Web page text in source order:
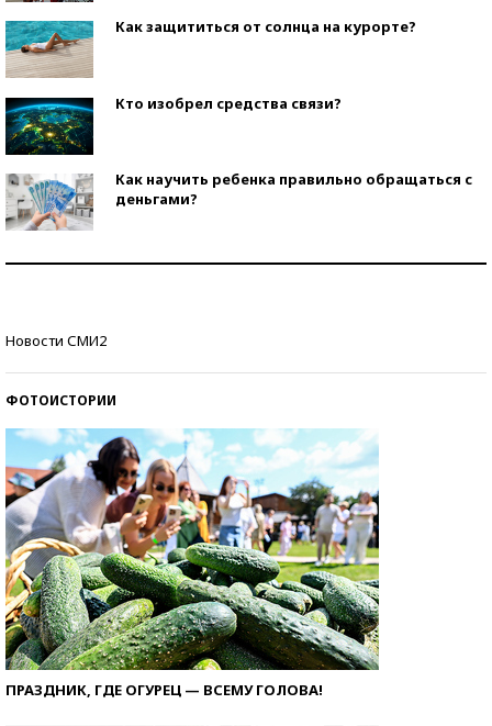
Как защититься от солнца на курорте?
Кто изобрел средства связи?
Как научить ребенка правильно обращаться с
деньгами?
Новости СМИ2
ФОТОИСТОРИИ
ПРАЗДНИК, ГДЕ ОГУРЕЦ — ВСЕМУ ГОЛОВА!